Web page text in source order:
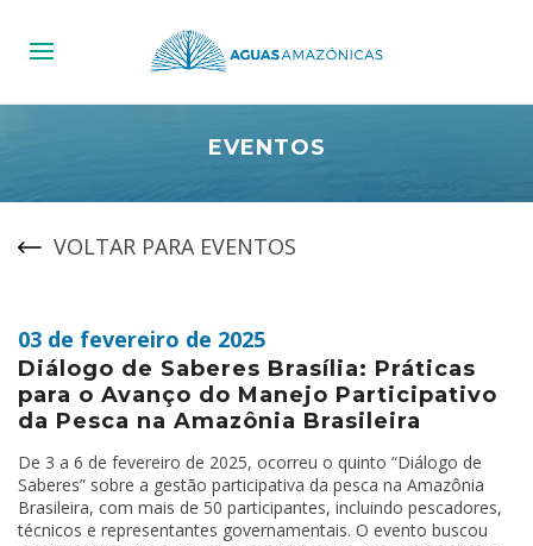
EVENTOS
VOLTAR PARA EVENTOS
03 de fevereiro de 2025
Diálogo de Saberes Brasília: Práticas
para o Avanço do Manejo Participativo
da Pesca na Amazônia Brasileira
De 3 a 6 de fevereiro de 2025, ocorreu o quinto “Diálogo de
Saberes” sobre a gestão participativa da pesca na Amazônia
Brasileira, com mais de 50 participantes, incluindo pescadores,
técnicos e representantes governamentais. O evento buscou